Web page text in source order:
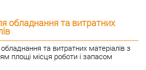
обладнання та витратних
та витратних матеріалів з
площі місця роботи і запасом